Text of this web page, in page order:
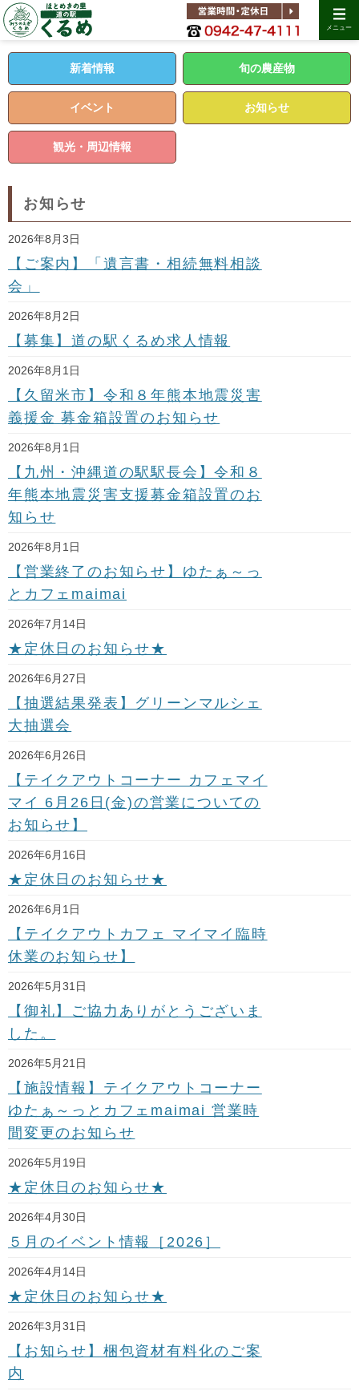
メニュー
新着情報 旬の農産物
イベント お知らせ
観光・周辺情報
お知らせ
2026年8月3日
【ご案内】「遺言書・相続無料相談
会」
2026年8月2日
【募集】道の駅くるめ求人情報
2026年8月1日
【久留米市】令和８年熊本地震災害
義援金 募金箱設置のお知らせ
2026年8月1日
【九州・沖縄道の駅駅長会】令和８
年熊本地震災害支援募金箱設置のお
知らせ
2026年8月1日
【営業終了のお知らせ】ゆたぁ～っ
とカフェmaimai
2026年7月14日
★定休日のお知らせ★
2026年6月27日
【抽選結果発表】グリーンマルシェ
大抽選会
2026年6月26日
【テイクアウトコーナー カフェマイ
マイ 6月26日(金)の営業についての
お知らせ】
2026年6月16日
★定休日のお知らせ★
2026年6月1日
【テイクアウトカフェ マイマイ臨時
休業のお知らせ】
2026年5月31日
【御礼】ご協力ありがとうございま
した。
2026年5月21日
【施設情報】テイクアウトコーナー
ゆたぁ～っとカフェmaimai 営業時
間変更のお知らせ
2026年5月19日
★定休日のお知らせ★
2026年4月30日
５月のイベント情報［2026］
2026年4月14日
★定休日のお知らせ★
2026年3月31日
【お知らせ】梱包資材有料化のご案
内